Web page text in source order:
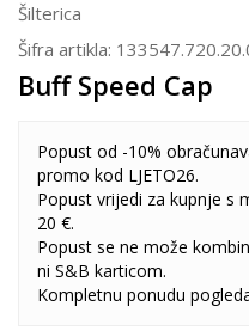
Šilterica
Šifra artikla:
Buff Speed Cap
Popust od -10%
promo kod LJETO26.
Popust vrijedi za kupnje s
20 €.
Popust se ne može
ni S&B karticom.
Kompletnu ponudu